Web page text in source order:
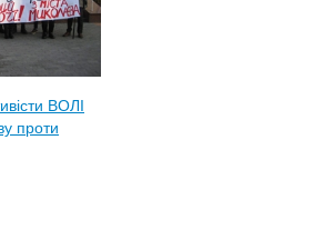
ВОЛІ
проти